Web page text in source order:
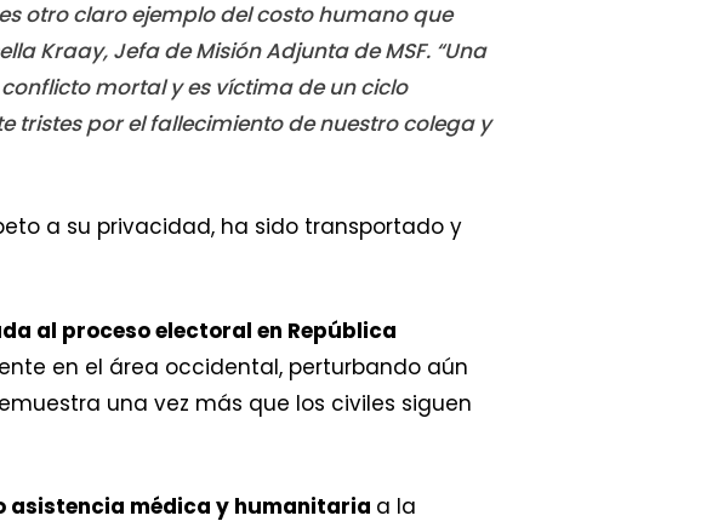
otro claro ejemplo del costo humano que
Kraay, Jefa de Misión Adjunta de MSF. “Una
mortal y es víctima de un ciclo
por el fallecimiento de nuestro colega y
a su privacidad, ha sido transportado y
al proceso electoral en República
en el área occidental, perturbando aún
una vez más que los civiles siguen
asistencia médica y humanitaria a la